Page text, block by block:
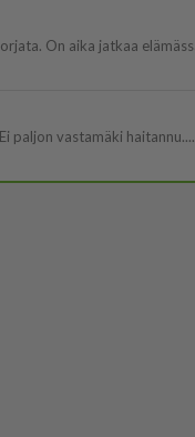
paljon vastamäki haitannu....